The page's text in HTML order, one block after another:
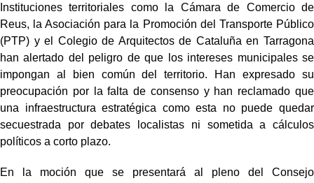
Instituciones territoriales como la Cámara de Comercio de
Reus, la Asociación para la Promoción del Transporte Público
(PTP) y el Colegio de Arquitectos de Cataluña en Tarragona
han alertado del peligro de que los intereses municipales se
impongan al bien común del territorio. Han expresado su
preocupación por la falta de consenso y han reclamado que
una infraestructura estratégica como esta no puede quedar
secuestrada por debates localistas ni sometida a cálculos
políticos a corto plazo.
En la moción que se presentará al pleno del Consejo